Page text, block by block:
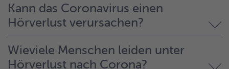
Kann das Coronavirus einen
Hörverlust verursachen?
Wieviele Menschen leiden unter
Hörverlust nach Corona?